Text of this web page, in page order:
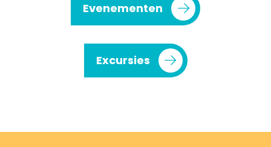
Evenementen
Excursies